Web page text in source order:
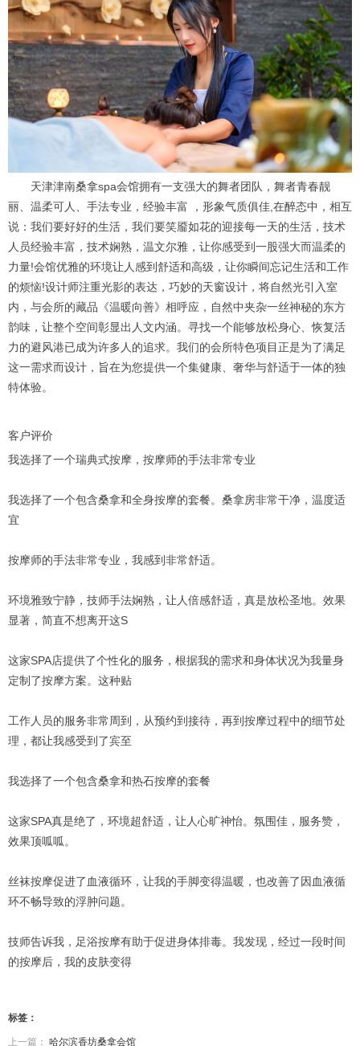
天津津南桑拿spa会馆拥有一支强大的舞者团队，舞者青春靓
丽、温柔可人、手法专业，经验丰富 ，形象气质俱佳,在醉态中，相互
说：我们要好好的生活，我们要笑靥如花的迎接每一天的生活，技术
人员经验丰富，技术娴熟，温文尔雅，让你感受到一股强大而温柔的
力量!会馆优雅的环境让人感到舒适和高级，让你瞬间忘记生活和工作
的烦恼!设计师注重光影的表达，巧妙的天窗设计，将自然光引入室
内，与会所的藏品《温暖向善》相呼应，自然中夹杂一丝神秘的东方
韵味，让整个空间彰显出人文内涵。寻找一个能够放松身心、恢复活
力的避风港已成为许多人的追求。我们的会所特色项目正是为了满足
这一需求而设计，旨在为您提供一个集健康、奢华与舒适于一体的独
特体验。
客户评价
我选择了一个瑞典式按摩，按摩师的手法非常专业
我选择了一个包含桑拿和全身按摩的套餐。桑拿房非常干净，温度适
宜
按摩师的手法非常专业，我感到非常舒适。
环境雅致宁静，技师手法娴熟，让人倍感舒适，真是放松圣地。效果
显著，简直不想离开这S
这家SPA店提供了个性化的服务，根据我的需求和身体状况为我量身
定制了按摩方案。这种贴
工作人员的服务非常周到，从预约到接待，再到按摩过程中的细节处
理，都让我感受到了宾至
我选择了一个包含桑拿和热石按摩的套餐
这家SPA真是绝了，环境超舒适，让人心旷神怡。氛围佳，服务赞，
效果顶呱呱。
丝袜按摩促进了血液循环，让我的手脚变得温暖，也改善了因血液循
环不畅导致的浮肿问题。
技师告诉我，足浴按摩有助于促进身体排毒。我发现，经过一段时间
的按摩后，我的皮肤变得
标签：
上一篇： 哈尔滨香坊桑拿会馆